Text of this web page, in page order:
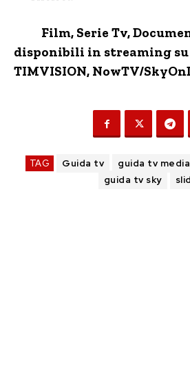
Film, Serie Tv,
disponibili in streaming
TIMVISION, NowTV/
TAG Guida tv guida tv
guida tv sky